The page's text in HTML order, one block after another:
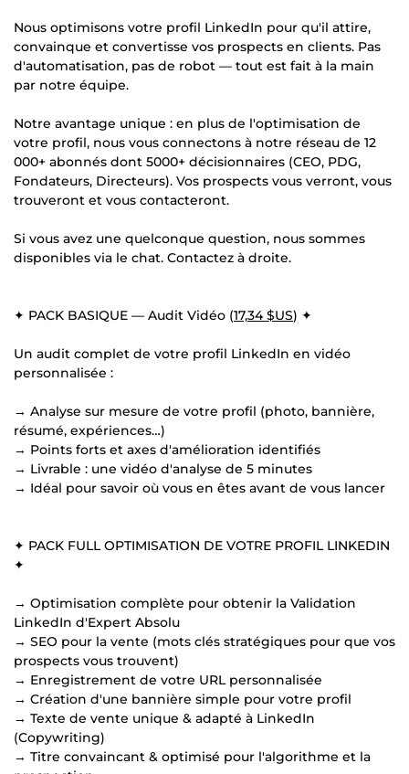
Nous optimisons votre profil LinkedIn pour qu'il attire,
convainque et convertisse vos prospects en clients. Pas
d'automatisation, pas de robot — tout est fait à la main
par notre équipe.
Notre avantage unique : en plus de l'optimisation de
votre profil, nous vous connectons à notre réseau de 12
000+ abonnés dont 5000+ décisionnaires (CEO, PDG,
Fondateurs, Directeurs). Vos prospects vous verront, vous
trouveront et vous contacteront.
Si vous avez une quelconque question, nous sommes
disponibles via le chat. Contactez à droite.
✦ PACK BASIQUE — Audit Vidéo (17,34 $US) ✦
Un audit complet de votre profil LinkedIn en vidéo
personnalisée :
→ Analyse sur mesure de votre profil (photo, bannière,
résumé, expériences…)
→ Points forts et axes d'amélioration identifiés
→ Livrable : une vidéo d'analyse de 5 minutes
→ Idéal pour savoir où vous en êtes avant de vous lancer
✦ PACK FULL OPTIMISATION DE VOTRE PROFIL LINKEDIN
✦
→ Optimisation complète pour obtenir la Validation
LinkedIn d'Expert Absolu
→ SEO pour la vente (mots clés stratégiques pour que vos
prospects vous trouvent)
→ Enregistrement de votre URL personnalisée
→ Création d'une bannière simple pour votre profil
→ Texte de vente unique & adapté à LinkedIn
(Copywriting)
→ Titre convaincant & optimisé pour l'algorithme et la